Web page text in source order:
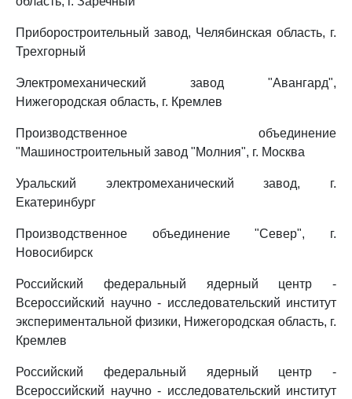
Приборостроительный завод, Челябинская область, г.
Трехгорный
Электромеханический завод "Авангард",
Нижегородская область, г. Кремлев
Производственное объединение
"Машиностроительный завод "Молния", г. Москва
Уральский электромеханический завод, г.
Екатеринбург
Производственное объединение "Север", г.
Новосибирск
Российский федеральный ядерный центр -
Всероссийский научно - исследовательский институт
экспериментальной физики, Нижегородская область, г.
Кремлев
Российский федеральный ядерный центр -
Всероссийский научно - исследовательский институт